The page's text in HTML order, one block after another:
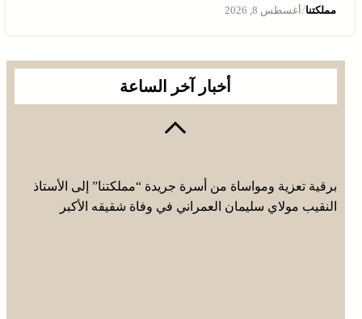
مملكتنا/أغسطس 8, 2026
أخبار آخر الساعة
برقية تعزية ومواساة من أسرة جريدة “مملكتنا” إلى الأستاذ
النقيب مولاي سليمان العمراني في وفاة شقيقه الأكبر